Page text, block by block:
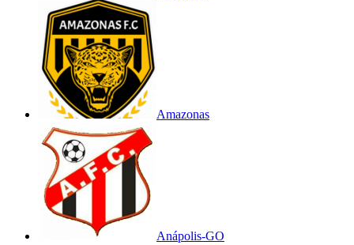
Amazonas
Anápolis-GO